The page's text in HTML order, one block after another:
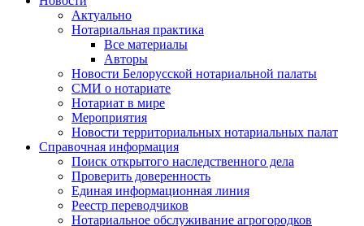
Актуально
Нотариальная практика
Все материалы
Авторы
Новости Белорусской нотариальной палаты
СМИ о нотариате
Нотариат в мире
Мероприятия
Новости территориальных нотариальных палат
Справочная информация
Поиск открытого наследственного дела
Проверить доверенность
Единая информационная линия
Реестр переводчиков
Нотариальное обслуживание агрогородков